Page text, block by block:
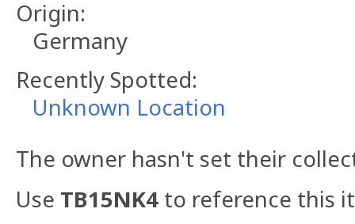
Origin:
Germany
Recently Spotted:
Unknown Location
The owner hasn't set their
Use TB15NK4 to reference this